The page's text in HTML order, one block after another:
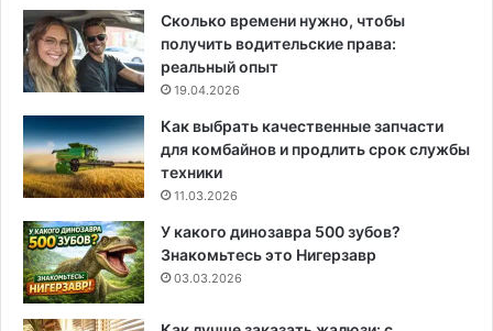
Сколько времени нужно, чтобы
получить водительские права:
реальный опыт
19.04.2026
Как выбрать качественные запчасти
для комбайнов и продлить срок службы
техники
11.03.2026
У какого динозавра 500 зубов?
Знакомьтесь это Нигерзавр
03.03.2026